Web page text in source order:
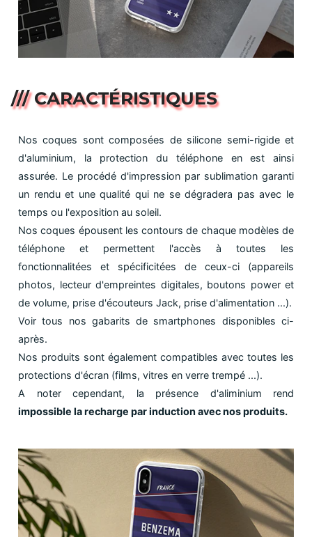
/// CARACTÉRISTIQUES
Nos coques sont composées de silicone semi-rigide et
d'aluminium, la protection du téléphone en est ainsi
assurée. Le procédé d'impression par sublimation garanti
un rendu et une qualité qui ne se dégradera pas avec le
temps ou l'exposition au soleil.
Nos coques épousent les contours de chaque modèles de
téléphone et permettent l'accès à toutes les
fonctionnalitées et spécificitées de ceux-ci (appareils
photos, lecteur d'empreintes digitales, boutons power et
de volume, prise d'écouteurs Jack, prise d'alimentation ...).
Voir tous nos gabarits de smartphones disponibles ci-
après.
Nos produits sont également compatibles avec toutes les
protections d'écran (films, vitres en verre trempé ...).
A noter cependant, la présence d'aliminium rend
impossible la recharge par induction avec nos produits.